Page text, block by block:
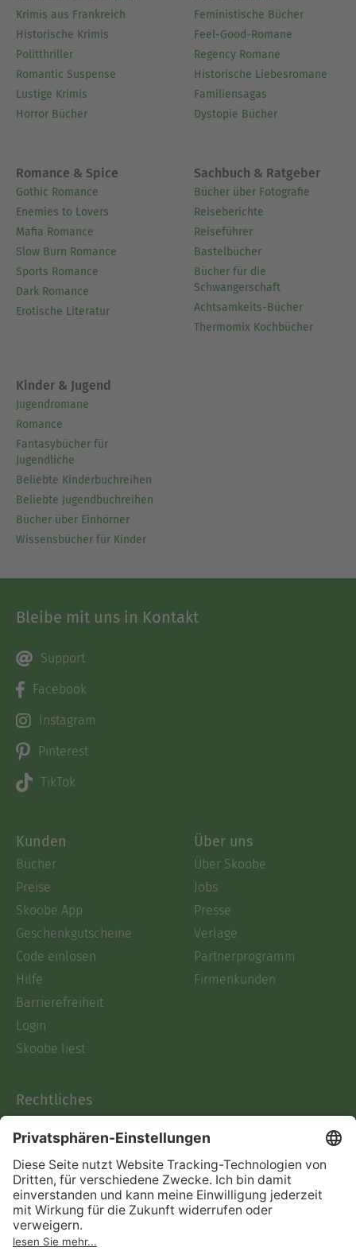
Krimis aus Frankreich
Historische Krimis
Politthriller
Romantic Suspense
Lustige Krimis
Horror Bücher
Feministische Bücher
Feel-Good-Romane
Regency Romane
Historische Liebesromane
Familiensagas
Dystopie Bücher
Romance & Spice
Gothic Romance
Enemies to Lovers
Mafia Romance
Slow Burn Romance
Sports Romance
Dark Romance
Erotische Literatur
Sachbuch & Ratgeber
Bücher über Fotografie
Reiseberichte
Reiseführer
Bastelbücher
Bücher für die
Schwangerschaft
Achtsamkeits-Bücher
Thermomix Kochbücher
Kinder & Jugend
Jugendromane
Romance
Fantasybücher für
Jugendliche
Beliebte Kinderbuchreihen
Beliebte Jugendbuchreihen
Bücher über Einhörner
Wissensbücher für Kinder
Bleibe mit uns in Kontakt
Support
Facebook
Instagram
Pinterest
TikTok
Kunden
Bücher
Preise
Skoobe App
Geschenkgutscheine
Code einlösen
Hilfe
Barrierefreiheit
Login
Skoobe liest
Über uns
Über Skoobe
Jobs
Presse
Verlage
Partnerprogramm
Firmenkunden
Rechtliches
AGB
Informationen nach Data
Act
Verträge hier kündigen
Impressum